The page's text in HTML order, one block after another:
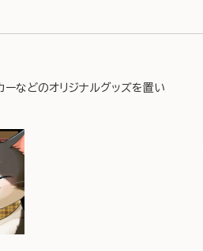
ーなどのオリジナルグッズを置い